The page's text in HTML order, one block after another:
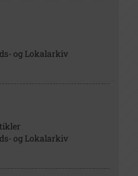
og Lokalarkiv
og Lokalarkiv